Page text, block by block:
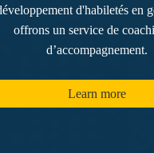
d'habiletés en
offrons un service de
d’accompagnement.
Learn more